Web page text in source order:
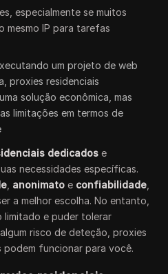
especialmente se muitos
mesmo IP para tarefas
um projeto de web
proxies residenciais
solução econômica, mas
limitações em termos de
dedicados e
necessidades específicas.
anonimato e confiabilidade
a melhor escolha. No entanto,
limitado e puder tolerar
risco de deteção, proxies
podem funcionar para você.